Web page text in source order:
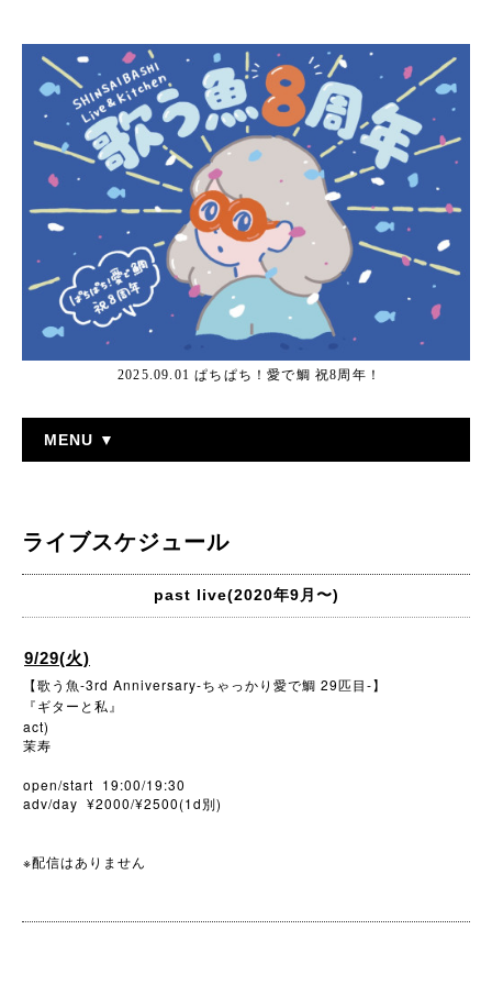
2025.09.01 ぱちぱち！愛で鯛 祝8周年！
MENU ▼
ライブスケジュール
past live(2020年9月〜)
9/29(火)
【歌う魚-3rd Anniversary-ちゃっかり愛で鯛 29匹目-】
『ギターと私』
act)
茉寿
open/start 19:00/19:30
adv/day ¥2000/¥2500(1d別)
※配信はありません